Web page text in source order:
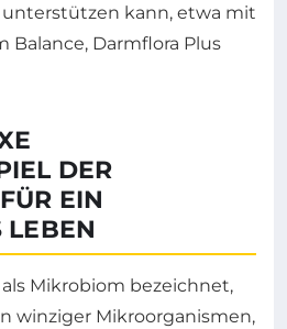
kann, etwa mit
Balance, Darmflora Plus
DER
EIN
LEBEN
Mikrobiom bezeichnet,
winziger Mikroorganismen,